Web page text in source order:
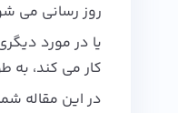
روز رسانی می
یا در مورد
کار می کند،
در این مقاله